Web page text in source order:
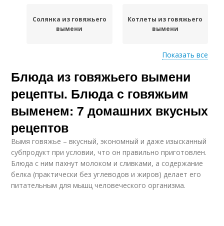
Солянка из говяжьего
вымени
Котлеты из говяжьего
вымени
Буженина из вымени Говяжье вымя
Вымя для собак
Суп из вымени Суп из свиного вымя
Показать все
Блюда из говяжьего вымени
рецепты. Блюда с говяжьим
выменем: 7 домашних вкусных
рецептов
Вымя говяжье – вкусный, экономный и даже изысканный
субпродукт при условии, что он правильно приготовлен.
Блюда с ним пахнут молоком и сливками, а содержание
белка (практически без углеводов и жиров) делает его
питательным для мышц человеческого организма.